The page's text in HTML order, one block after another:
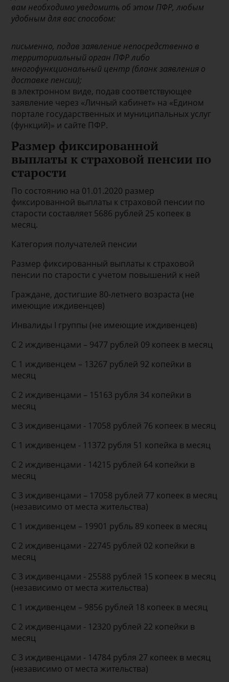
вам необходимо уведомить об этом ПФР, любым
удобным для вас способом:
письменно, подав заявление непосредственно в
территориальный орган ПФР либо
многофункциональный центр (бланк заявления о
доставке пенсии);
в электронном виде, подав соответствующее
заявление через «Личный кабинет» на «Едином
портале государственных и муниципальных услуг
(функций)» и сайте ПФР.
Размер фиксированной
выплаты к страховой пенсии по
старости
По состоянию на 01.01.2020 размер
фиксированной выплаты к страховой пенсии по
старости составляет 5686 рублей 25 копеек в
месяц.
Категория получателей пенсии
Размер фиксированный выплаты к страховой
пенсии по старости с учетом повышений к ней
Граждане, достигшие 80-летнего возраста (не
имеющие иждивенцев)
Инвалиды I группы (не имеющие иждивенцев)
С 2 иждивенцами – 9477 рублей 09 копеек в месяц
С 1 иждивенцем – 13267 рублей 92 копейки в
месяц
С 2 иждивенцами – 15163 рубля 34 копейки в
месяц
С 3 иждивенцами - 17058 рублей 76 копеек в месяц
С 1 иждивенцем - 11372 рубля 51 копейка в месяц
С 2 иждивенцами - 14215 рублей 64 копейки в
месяц
С 3 иждивенцами – 17058 рублей 77 копеек в месяц
(независимо от места жительства)
С 1 иждивенцем – 19901 рубль 89 копеек в месяц
С 2 иждивенцами - 22745 рублей 02 копейки в
месяц
С 3 иждивенцами - 25588 рублей 15 копеек в месяц
(независимо от места жительства)
С 1 иждивенцем – 9856 рублей 18 копеек в месяц
С 2 иждивенцами - 12320 рублей 22 копейки в
месяц
С 3 иждивенцами - 14784 рубля 27 копеек в месяц
(независимо от места жительства)